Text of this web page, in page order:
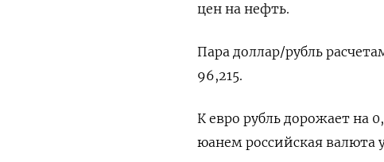
цен на нефть.
Пара доллар/рубль
96,215​​.
К евро рубль дорожает на
юанем российская валюта